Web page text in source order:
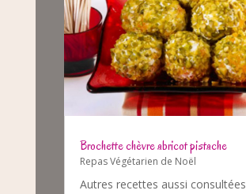
Brochette chèvre abricot pistache
Repas Végétarien de Noël
Autres recettes aussi consultées